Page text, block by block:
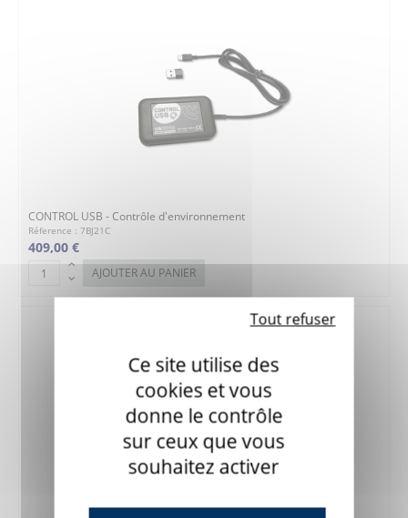
CONTROL USB - Contrôle d'environnement
Réference : 7BJ21C
409,00 €
AJOUTER AU PANIER
Ce site utilise des
cookies et vous
donne le contrôle
sur ceux que vous
souhaitez activer
Tout refuser